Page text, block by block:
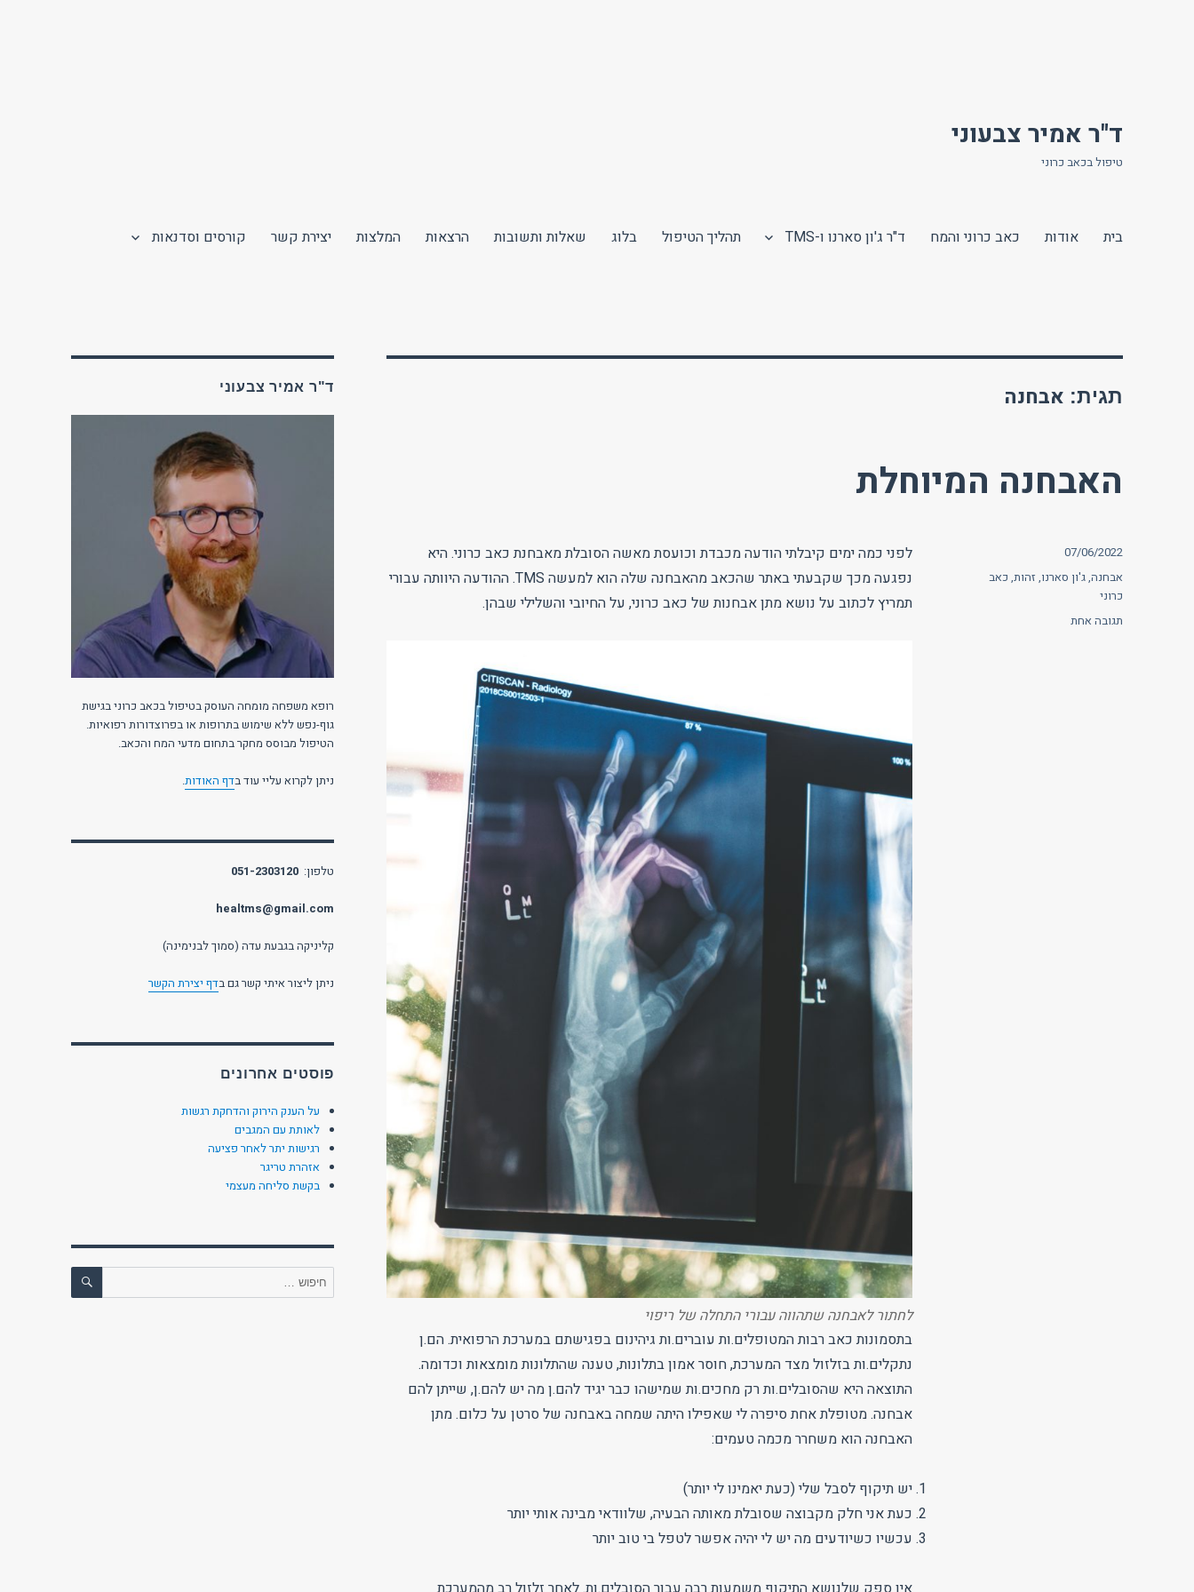
ד"ר אמיר צבעוני
טיפול בכאב כרוני
בית אודות כאב כרוני והמח ד"ר ג'ון סארנו ו-TMS תהליך הטיפול בלוג שאלות ותשובות הרצאות המלצות יצירת קשר קורסים וסדנאות
תגית: אבחנה
האבחנה המיוחלת
לפני כמה ימים קיבלתי הודעה מכבדת וכועסת מאשה הסובלת מאבחנת כאב כרוני. היא
נפגעה מכך שקבעתי באתר שהכאב מהאבחנה שלה הוא למעשה TMS. ההודעה היוותה עבורי
תמריץ לכתוב על נושא מתן אבחנות של כאב כרוני, על החיובי והשלילי שבהן.
לחתור לאבחנה שתהווה עבורי התחלה של ריפוי
בתסמונות כאב רבות המטופלים.ות עוברים.ות גיהינום בפגישתם במערכת הרפואית. הם.ן
נתקלים.ות בזלזול מצד המערכת, חוסר אמון בתלונות, טענה שהתלונות מומצאות וכדומה.
התוצאה היא שהסובלים.ות רק מחכים.ות שמישהו כבר יגיד להם.ן מה יש להם.ן, שייתן להם
אבחנה. מטופלת אחת סיפרה לי שאפילו היתה שמחה באבחנה של סרטן על כלום. מתן
האבחנה הוא משחרר מכמה טעמים:
יש תיקוף לסבל שלי (כעת יאמינו לי יותר)
כעת אני חלק מקבוצה שסובלת מאותה הבעיה, שלוודאי מבינה אותי יותר
עכשיו כשיודעים מה יש לי יהיה אפשר לטפל בי טוב יותר
פורסם
07/06/2022
תגיות
אבחנה,ג'ון סארנו, זהות, כאב
כרוני
תגובה אחתעל
ד"ר אמיר צבעוני
רופא משפחה מומחה העוסק בטיפול בכאב כרוני בגישת
גוף-נפש ללא שימוש בתרופות או בפרוצדורות רפואיות.
הטיפול מבוסס מחקר בתחום מדעי המח והכאב.
ניתן לקרוא עליי עוד בדף האודות.
טלפון: 051-2303120
healtms@gmail.com
קליניקה בגבעת עדה (סמוך לבנימינה)
ניתן ליצור איתי קשר גם בדף יצירת הקשר
פוסטים אחרונים
על הענק הירוק והדחקת רגשות
לאותת עם המגבים
רגישות יתר לאחר פציעה
אזהרת טריגר
בקשת סליחה מעצמי
חפש: חיפוש